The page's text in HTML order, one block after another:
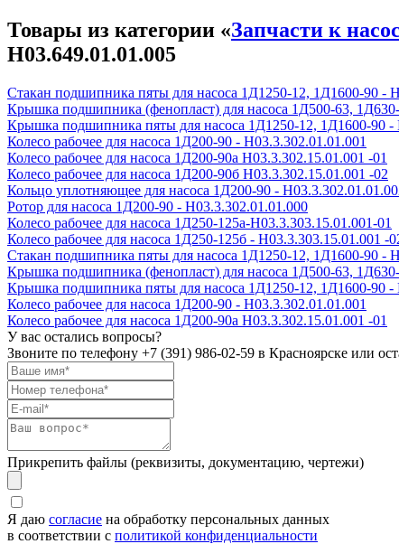
Товары из категории «Запчасти к
Н03.649.01.01.005
Стакан подшипника пяты для насоса 1Д1250-12, 1Д1600-90 -
Крышка подшипника (фенопласт) для насоса 1Д500-63,
Крышка подшипника пяты для насоса 1Д1250-12, 1Д1600-90 -
Колесо рабочее для насоса 1Д200-90 - H03.3.302.01.01.001
Колесо рабочее для насоса 1Д200-90а H03.3.302.15.01.001 -01
Колесо рабочее для насоса 1Д200-90б H03.3.302.15.01.001 -02
Кольцо уплотняющее для насоса 1Д200-90 -
Ротор для насоса 1Д200-90 - Н03.3.302.01.01.000
Колесо рабочее для насоса 1Д250-125а-Н03.3.303.15.01.001-01
Колесо рабочее для насоса 1Д250-125б - Н03.3.303.15.01.001 -
Стакан подшипника пяты для насоса 1Д1250-12, 1Д1600-90 -
Крышка подшипника (фенопласт) для насоса 1Д500-63,
Крышка подшипника пяты для насоса 1Д1250-12, 1Д1600-90 -
Колесо рабочее для насоса 1Д200-90 - H03.3.302.01.01.001
Колесо рабочее для насоса 1Д200-90а H03.3.302.15.01.001 -01
У вас остались вопросы?
Звоните по телефону +7 (391) 986-02-59 в Красноярске или
Прикрепить файлы (реквизиты, документацию, чертежи)
Я даю согласие на обработку персональных данных
в соответствии с политикой конфиденциальности